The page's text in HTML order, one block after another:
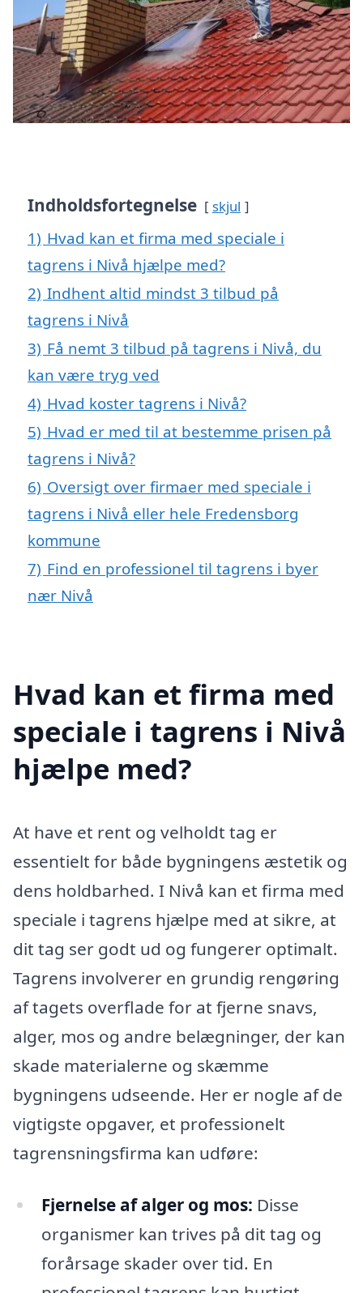
Indholdsfortegnelse skjul
1) Hvad kan et firma med speciale i
tagrens i Nivå hjælpe med?
2) Indhent altid mindst 3 tilbud på
tagrens i Nivå
3) Få nemt 3 tilbud på tagrens i Nivå, du
kan være tryg ved
4) Hvad koster tagrens i Nivå?
5) Hvad er med til at bestemme prisen på
tagrens i Nivå?
6) Oversigt over firmaer med speciale i
tagrens i Nivå eller hele Fredensborg
kommune
7) Find en professionel til tagrens i byer
nær Nivå
Hvad kan et firma med
speciale i tagrens i Nivå
hjælpe med?
At have et rent og velholdt tag er
essentielt for både bygningens æstetik og
dens holdbarhed. I Nivå kan et firma med
speciale i tagrens hjælpe med at sikre, at
dit tag ser godt ud og fungerer optimalt.
Tagrens involverer en grundig rengøring
af tagets overflade for at fjerne snavs,
alger, mos og andre belægninger, der kan
skade materialerne og skæmme
bygningens udseende. Her er nogle af de
vigtigste opgaver, et professionelt
tagrensningsfirma kan udføre:
Fjernelse af alger og mos: Disse
organismer kan trives på dit tag og
forårsage skader over tid. En